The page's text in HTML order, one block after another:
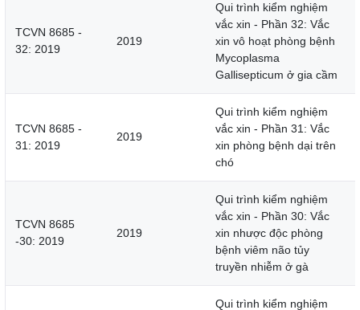
TCVN 8685 -
32: 2019
2019
Qui trình kiểm nghiệm
vắc xin - Phần 32: Vắc
xin vô hoạt phòng bệnh
Mycoplasma
Gallisepticum ở gia cầm
TCVN 8685 -
31: 2019
2019
Qui trình kiểm nghiệm
vắc xin - Phần 31: Vắc
xin phòng bệnh dại trên
chó
TCVN 8685
-30: 2019
2019
Qui trình kiểm nghiệm
vắc xin - Phần 30: Vắc
xin nhược độc phòng
bệnh viêm não tủy
truyền nhiễm ở gà
Qui trình kiểm nghiệm